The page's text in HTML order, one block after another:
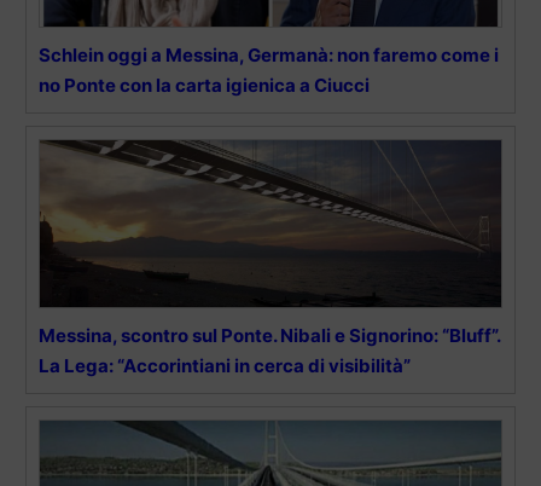
Schlein oggi a Messina, Germanà: non faremo come i
no Ponte con la carta igienica a Ciucci
Messina, scontro sul Ponte. Nibali e Signorino: “Bluff”.
La Lega: “Accorintiani in cerca di visibilità”